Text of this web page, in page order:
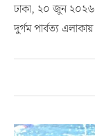
ঢাকা, ২০ জুন ২০২৬
দুর্গম পার্বত্য